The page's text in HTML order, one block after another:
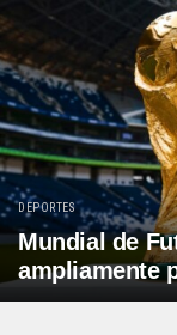
DEPORTES
Mundial de
ampliamente